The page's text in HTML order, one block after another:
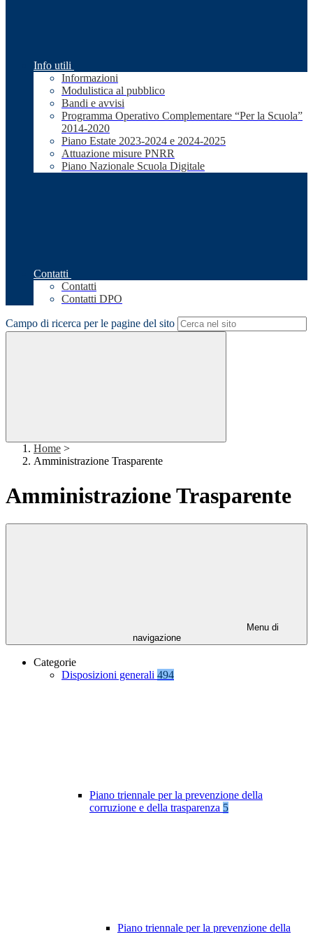
Info utili
Informazioni
Modulistica al pubblico
Bandi e avvisi
Programma Operativo Complementare “Per la Scuola”
2014-2020
Piano Estate 2023-2024 e 2024-2025
Attuazione misure PNRR
Piano Nazionale Scuola Digitale
Contatti
Contatti
Contatti DPO
Campo di ricerca per le pagine del sito
Home >
Amministrazione Trasparente
Amministrazione Trasparente
Menu di
navigazione
Categorie
Disposizioni generali 494
Piano triennale per la prevenzione della
corruzione e della trasparenza 5
Piano triennale per la prevenzione della